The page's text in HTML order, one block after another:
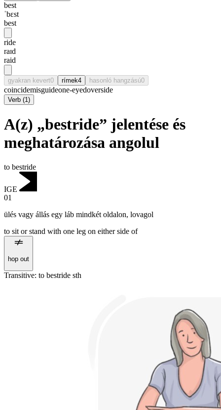
best
ˈbɛst
best
ride
raɪd
raid
gyakran kevert0 rímek4 hasonló hangzású0
coincidemisguideone-eyedoverside
Verb (1)
A(z) „bestride” jelentése és
meghatározása angolul
to bestride
IGE
01
ülés vagy állás egy láb mindkét oldalon, lovagol
to sit or stand with one leg on either side of
hop out
Transitive: to bestride sth